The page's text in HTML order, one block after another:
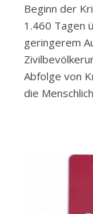
Beginn der
1.460 Tagen
geringerem
Abfolge von
die